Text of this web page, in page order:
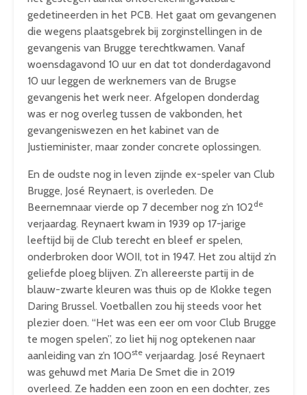
gedetineerden in het PCB. Het gaat om gevangenen
die wegens plaatsgebrek bij zorginstellingen in de
gevangenis van Brugge terechtkwamen. Vanaf
woensdagavond 10 uur en dat tot donderdagavond
10 uur leggen de werknemers van de Brugse
gevangenis het werk neer. Afgelopen donderdag
was er nog overleg tussen de vakbonden, het
gevangeniswezen en het kabinet van de
Justieminister, maar zonder concrete oplossingen.
En de oudste nog in leven zijnde ex-speler van Club
Brugge, José Reynaert, is overleden. De
Beernemnaar vierde op 7 december nog z’n 102de
verjaardag. Reynaert kwam in 1939 op 17-jarige
leeftijd bij de Club terecht en bleef er spelen,
onderbroken door WOII, tot in 1947. Het zou altijd z’n
geliefde ploeg blijven. Z’n allereerste partij in de
blauw-zwarte kleuren was thuis op de Klokke tegen
Daring Brussel. Voetballen zou hij steeds voor het
plezier doen. “Het was een eer om voor Club Brugge
te mogen spelen”, zo liet hij nog optekenen naar
aanleiding van z’n 100ste verjaardag. José Reynaert
was gehuwd met Maria De Smet die in 2019
overleed. Ze hadden een zoon en een dochter, zes